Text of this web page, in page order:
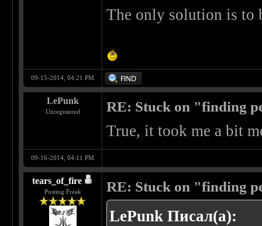
The only solution is to
09-15-2014, 04:21 PM
LePunk
Unregistered RE: Stuck on "finding
True, it took me a bit
09-16-2014, 04:11 PM
tears_of_fire
Posting Freak RE: Stuck on "finding
LePunk Писал(а):